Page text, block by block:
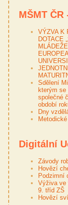
MŠMT ČR
VÝZVA K
DOTACE
Sdělení
kterým
společné
období
Dny
Digitální
Závody
Hovězí
Podzimní
Výživa ve
9. tříd ZŠ
Hovězí